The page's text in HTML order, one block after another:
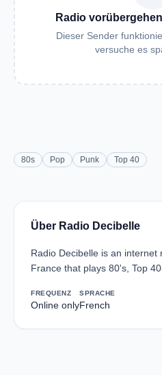
Radio
Dieser Sender
versuche es
80s Pop Punk Top 40
Über Radio Decibelle
Radio Decibelle is an internet
France that plays 80's, Top
FREQUENZ
Online only
SPRACHE
French